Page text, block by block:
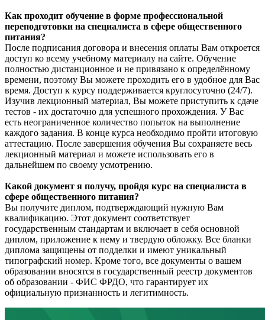
Как проходит обучение в форме профессиональной
переподготовки на специалиста в сфере общественного
питания?
После подписания договора и внесения оплаты Вам откроется
доступ ко всему учебному материалу на сайте. Обучение
полностью дистанционное и не привязано к определённому
времени, поэтому Вы можете проходить его в удобное для Вас
время. Доступ к курсу поддерживается круглосуточно (24/7).
Изучив лекционный материал, Вы можете приступить к сдаче
тестов - их достаточно для успешного прохождения. У Вас
есть неограниченное количество попыток на выполнение
каждого задания. В конце курса необходимо пройти итоговую
аттестацию. После завершения обучения Вы сохраняете весь
лекционный материал и можете использовать его в
дальнейшем по своему усмотрению.
Какой документ я получу, пройдя курс на специалиста в
сфере общественного питания?
Вы получите диплом, подтверждающий нужную Вам
квалификацию. Этот документ соответствует
государственным стандартам и включает в себя основной
диплом, приложение к нему и твердую обложку. Все бланки
диплома защищены от подделки и имеют уникальный
типографский номер. Кроме того, все документы о вашем
образовании вносятся в государственный реестр документов
об образовании - ФИС ФРДО, что гарантирует их
официальную признанность и легитимность.